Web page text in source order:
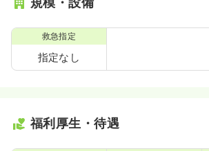
救急指定
指定なし
福利厚生・待遇